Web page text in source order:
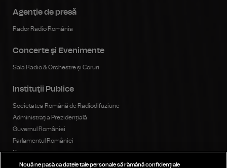
Agenţie de presă
Rador Radio România
Concerte şi Evenimente
Sala Radio & Orchestre și Coruri
Instituţii Publice
Societatea Română de Radiodifuziune
Administrația Prezidențială
Guvernul României
Parlamentul României
Senat
Camera Deputaților
Nouă ne pasă ca datele tale personale să rămână confidențiale